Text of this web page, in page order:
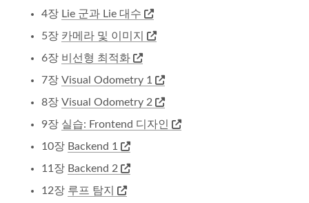
4장 Lie 군과 Lie 대수
5장 카메라 및 이미지
6장 비선형 최적화
7장 Visual Odometry 1
8장 Visual Odometry 2
9장 실습: Frontend 디자인
10장 Backend 1
11장 Backend 2
12장 루프 탐지